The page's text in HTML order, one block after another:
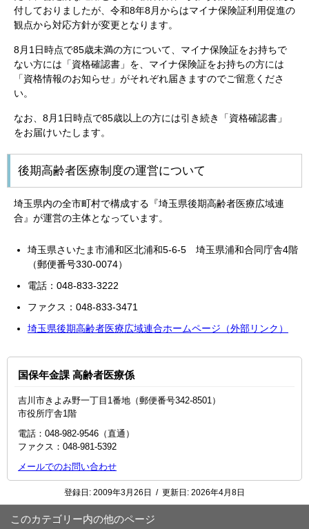
付しておりましたが、令和8年8月からはマイナ保険証利用促進の
観点から対応方針が変更となります。
8月1日時点で85歳未満の方について、マイナ保険証をお持ちで
ない方には「資格確認書」を、マイナ保険証をお持ちの方には
「資格情報のお知らせ」がそれぞれ届きますのでご留意くださ
い。
なお、8月1日時点で85歳以上の方には引き続き「資格確認書」
をお届けいたします。
後期高齢者医療制度の運営について
埼玉県内の全市町村で構成する『埼玉県後期高齢者医療広域連
合』が運営の主体となっています。
埼玉県さいたま市浦和区北浦和5-6-5 埼玉県浦和合同庁舎4階
（郵便番号330-0074）
電話：048-833-3222
ファクス：048-833-3471
埼玉県後期高齢者医療広域連合ホームページ（外部リンク）
国保年金課 高齢者医療係
吉川市きよみ野一丁目1番地（郵便番号342-8501）
市役所庁舎1階
電話：048-982-9546（直通）
ファクス：048‐981‐5392
メールでのお問い合わせ
登録日: 2009年3月26日 / 更新日: 2026年4月8日
このカテゴリー内の他のページ